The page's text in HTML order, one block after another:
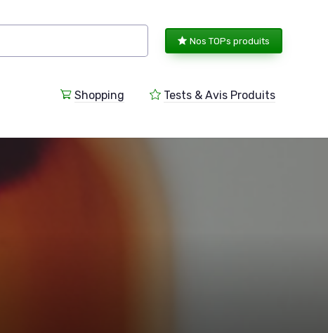
Nos TOPs produits
Shopping Tests & Avis Produits